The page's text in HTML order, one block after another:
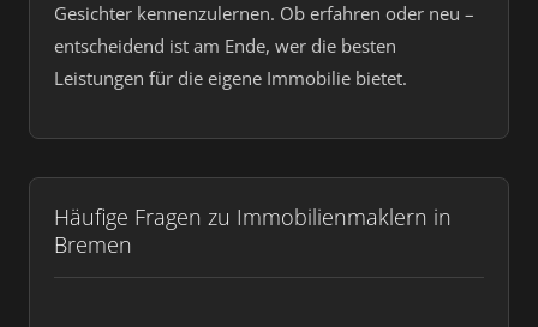
Gesichter kennenzulernen. Ob erfahren oder neu –
entscheidend ist am Ende, wer die besten
Leistungen für die eigene Immobilie bietet.
Häufige Fragen zu Immobilienmaklern in
Bremen